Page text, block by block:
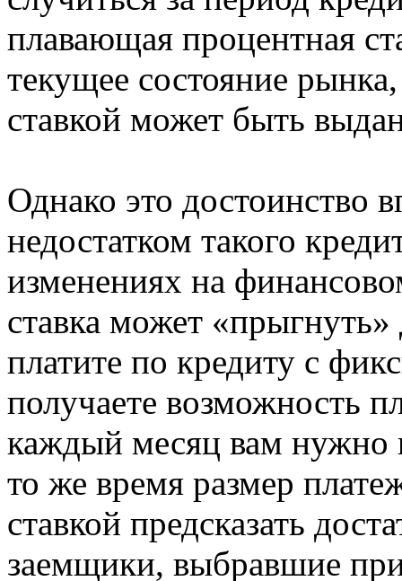
плавающая процентная
текущее состояние
ставкой может быть
Однако это достоинство
недостатком такого
изменениях на
ставка может
платите по кредиту с
получаете возможность
каждый месяц вам нужно
то же время размер
ставкой предсказать
заемщики, выбравшие